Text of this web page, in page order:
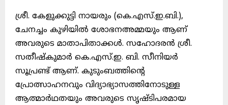
ശ്രീ. കേളുക്കുട്ടി നായരും (കെ.എസ്.ഇ.ബി.),
ചേനച്ചം കുഴിയിൽ ശോഭനഅമ്മയും ആണ്
അവരുടെ മാതാപിതാക്കൾ. സഹോദരൻ ശ്രീ.
സതീഷ്‌കുമാർ കെ.എസ്.ഇ. ബി. സീനിയർ
സൂപ്രണ്ട് ആണ്. കുടുംബത്തിന്റെ
പ്രോത്സാഹനവും വിദ്യാഭ്യാസത്തിനോടുള്ള
ആത്മാർഥതയും അവരുടെ സൃഷ്ടിപരമായ